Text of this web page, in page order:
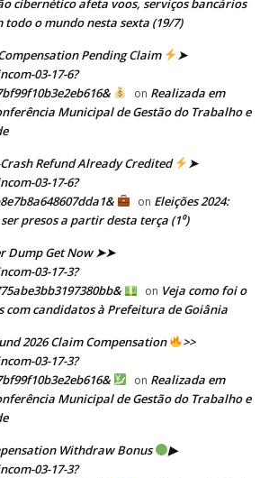
todo o mundo nesta sexta (19/7)
Pending Claim
➤
03-17-6?
on Realizada em
Municipal de Gestão do Trabalho e
Refund Already Credited
➤
03-17-6?
on Eleições 2024:
presos a partir desta terça (1⁰)
Dump Get Now ➤➤
03-17-3?
on Veja como foi o
com candidatos à Prefeitura de Goiânia
2026 Claim Compensation
>>
03-17-3?
on Realizada em
Municipal de Gestão do Trabalho e
Withdraw Bonus
▶
03-17-3?